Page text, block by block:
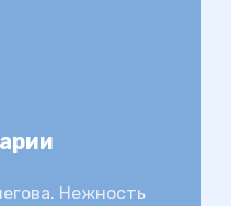
Нежность